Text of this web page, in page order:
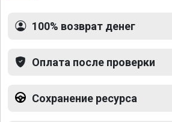
100% возврат денег
Оплата после проверки
Сохранение ресурса